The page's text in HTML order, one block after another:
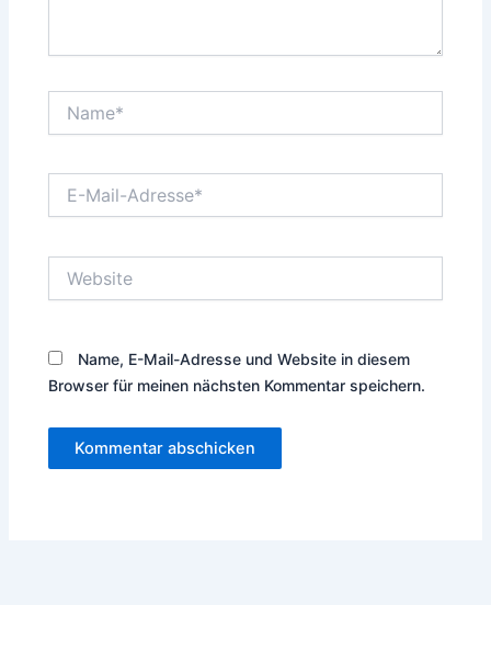
Mail-
Name, E-Mail-Adresse und Website in diesem
Browser für meinen nächsten Kommentar speichern.